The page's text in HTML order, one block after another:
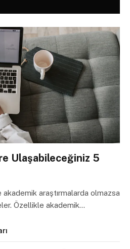
Ulaşabileceğiniz 5
araştırmalarda olmazsa
Özellikle akademik…